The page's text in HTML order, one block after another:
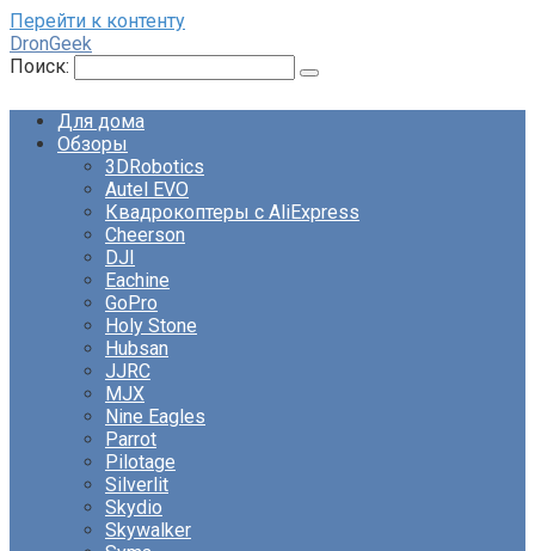
Перейти к контенту
DronGeek
Поиск:
Для дома
Обзоры
3DRobotics
Autel EVO
Квадрокоптеры с AliExpress
Cheerson
DJI
Eachine
GoPro
Holy Stone
Hubsan
JJRC
MJX
Nine Eagles
Parrot
Pilotage
Silverlit
Skydio
Skywalker